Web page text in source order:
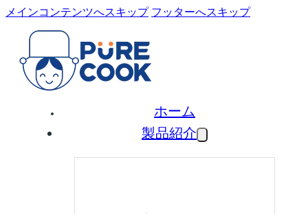
メインコンテンツへスキップ フッターへスキップ
ホーム
製品紹介